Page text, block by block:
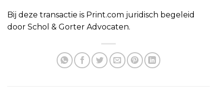
Bij deze transactie is Print.com juridisch begeleid
door Schol & Gorter Advocaten.